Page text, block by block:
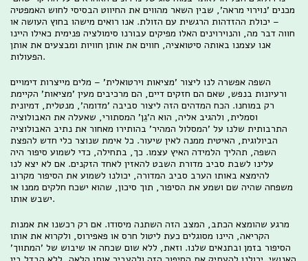
מכנים 'נוירוי מראה', שבין השאר מהווים את החיווט הבסיסי לחוש האמפטיה
– יכולת ההזדהות הרגשית עם הזולת. אנו רואים מישהו בחוץ העושה או
חווה דבר מה, והנוירוינים האלו מפיקים עבורנו סימולציה פנימית כאילו היינו
אנו עצמנו באותה סיטואציה, חווים את אותן חוויות ומבצעים את אותן
הפעולות.
השפה אפשרה לנו ליצור 'מציאות וירטואלית' – מלים מייצרות דימויים
ורעיונות בנפש, שאם הם חזקים דיים, הם מרכיבים מעין 'מציאות' הקיימת
רק במוחנו. הכח המדהים הזה ליצור סביבה 'מדומה', מנטלית, דמיונית
וסמלית, ולהגיב אליה, הוא ה'גֵן' המסתורי, שאעלה את האבולוציה
התרבותית שלנו על 'המסלול המהיר' בהותירו מאחור את נתיב האבולוציה
הביולוגית, האיטית ממנה לאין שיעור. כל אימת שנוצר כלי חדש להפצת
השפה, תהליך הלמידה האיץ עצמו. כך, בתחילה, כדי לשמוע סיפור היה
עלינו לשבת סביב מדורת השבט להאזין לאחד הזקנים. אם לא יצא לנו
להימצא באותו הערב סביב המדורה, יכולנו לשמוע את הסיפור מקרוב
משפחה שהיה שם ושמע את הסיפור, תוך סיכון, שהוא ישכח חלקים ממנו או
ישבש אותו.
מרגע שהומצא הכתב, המצב הזה השתנה מיסודו. אם רק רכשנו את אמנות
הקריאה, היינו מסוגלים כעת ליטול חרס או פאפירוס, ולקרוא את אותו
הסיפור בזמן ובתנאים שלנו. וזאת, ללא שום שכחה או שיבוש של 'המתווך'